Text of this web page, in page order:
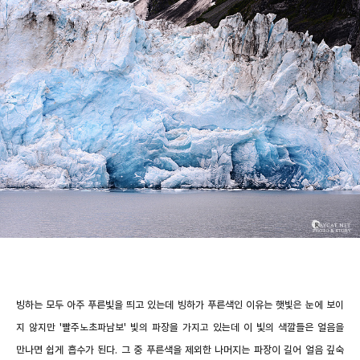
빙하는 모두 아주 푸른빛을 띄고 있는데 빙하가 푸른색인 이유는 햇빛은 눈에 보이
지 않지만 '빨주노초파남보' 빛의 파장을 가지고 있는데 이 빛의 색깔들은 얼음을
만나면 쉽게 흡수가 된다. 그 중 푸른색을 제외한 나머지는 파장이 길어 얼음 깊숙